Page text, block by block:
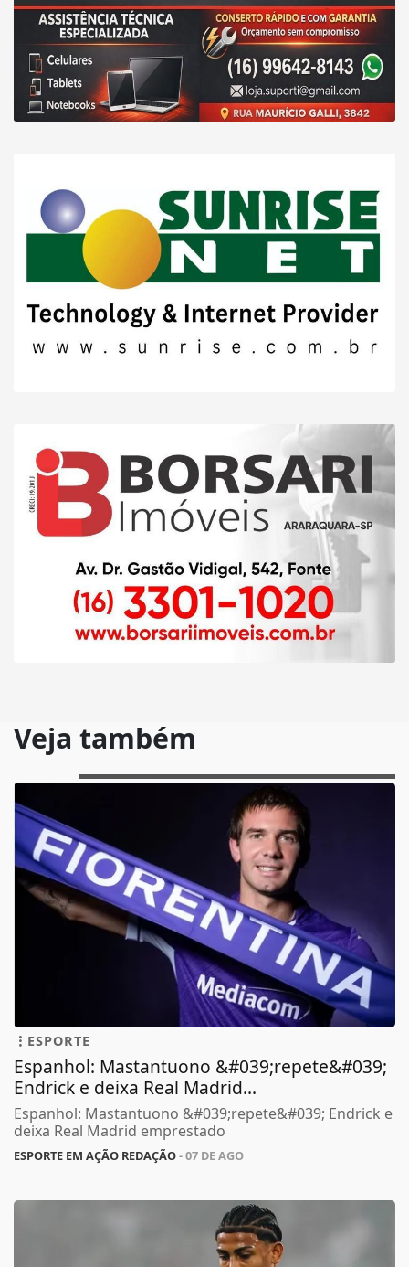
Veja também
ESPORTE
Espanhol: Mastantuono &#039;repete&#039;
Endrick e deixa Real Madrid...
Espanhol: Mastantuono &#039;repete&#039; Endrick e
deixa Real Madrid emprestado
ESPORTE EM AÇÃO REDAÇÃO- 07 DE AGO